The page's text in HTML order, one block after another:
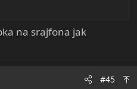
na srajfona jak
#45